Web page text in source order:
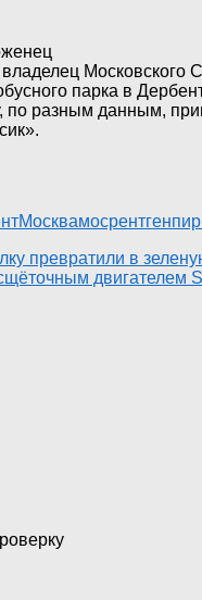
парка в
разным данным,
Москвамосрентген
превратили в
двигателем